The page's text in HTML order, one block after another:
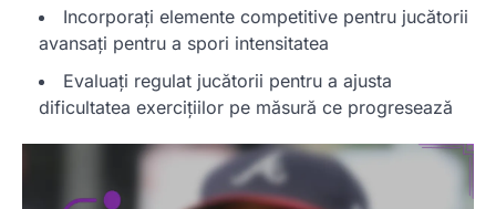
Incorporați elemente competitive pentru jucătorii
avansați pentru a spori intensitatea
Evaluați regulat jucătorii pentru a ajusta
dificultatea exercițiilor pe măsură ce progresează